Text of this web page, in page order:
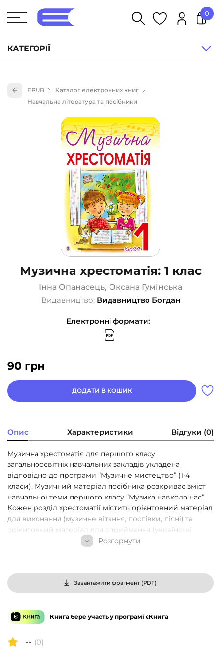
КАТЕГОРІЇ
Книги для дітей (835)
Науково-популярна література (1015)
Навчальна література та посібники (527)
Енциклопедії, довідники, словники (55)
Подарункові сертифікати (1)
0
EPUB
Каталог електронних книг
Навчальна література та посібники
Музична хрестоматія: 1 клас
Інна Опанасець, Оксана Гумінська
Видавництво: Видавництво Богдан
Електронні формати:
90 грн
ДОДАТИ В КОШИК
Опис Характеристики Відгуки (0)
Музична хрестоматія для першого класу
загальноосвітніх навчальних закладів укладена
відповідно до програми “Музичне мистецтво” (1-4
класи). Музичний матеріал посібника розкриває зміст
навчальної теми першого класу “Музика навколо нас”.
Кожен розділ хрестоматії містить орієнтовний матеріал
для виконання (музичне вітання, поспівки, пісні) та
орієнтовний матеріал для сприймання (українські
народні пісні, танці, фортепіанні твори українських та
навчальних закладів та учнів, керівників хорів,
студентів педвузів, вчителів спеціалізованих шкіл з
поглибленим вивченням музики.
Розгорнути
Завантажити фрагмент (PDF)
Книга бере участь у програмі єКнига
-- (0)